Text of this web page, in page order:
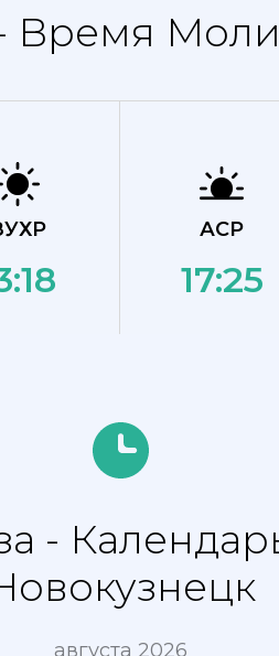
Время
АСР
17:25
-
августа 2026